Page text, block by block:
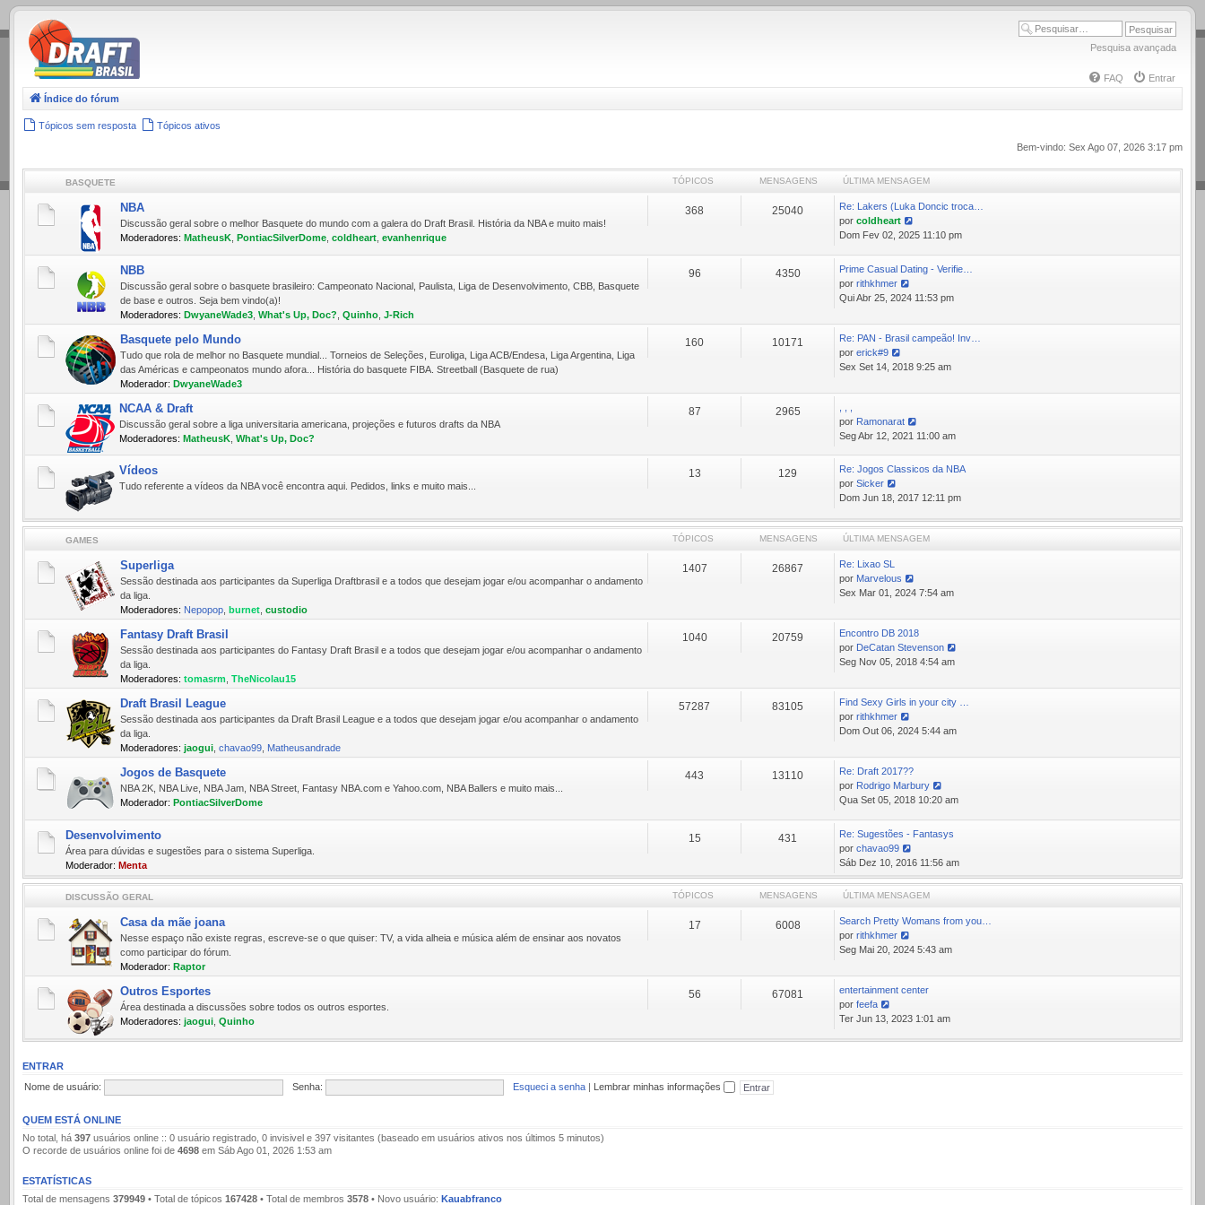
.
Pesquisa avançada
FAQ
Entrar
Índice do fórum
Tópicos sem resposta
Tópicos ativos
Bem-vindo: Sex Ago 07, 2026 3:17 pm
BASQUETE TÓPICOS MENSAGENS ÚLTIMA MENSAGEM
NBA
Discussão geral sobre o melhor Basquete do mundo com a galera do Draft Brasil. História da NBA e muito mais!
Moderadores: MatheusK PontiacSilverDome coldheart evanhenrique
368 25040
Re: Lakers (Luka Doncic troca…
porcoldheart
Ver
Dom Fev 02, 2025 11:10 pm
NBB
Discussão geral sobre o basquete brasileiro: Campeonato Nacional, Paulista, Liga de Desenvolvimento, CBB, Basquete
de base e outros. Seja bem vindo(a)!
Moderadores: DwyaneWade3 What's Up, Doc? Quinho J-Rich
96 4350
Prime Сasual Dating - Verifie…
porrithkhmer
Ver
mensagem
Qui Abr 25, 2024 11:53 pm
Basquete pelo Mundo
Tudo que rola de melhor no Basquete mundial... Torneios de Seleções, Euroliga, Liga ACB/Endesa, Liga Argentina, Liga
das Américas e campeonatos mundo afora... História do basquete FIBA. Streetball (Basquete de rua)
Moderador: DwyaneWade3
160 10171
Re: PAN - Brasil campeão! Inv…
porerick#9
Ver
mensagem
Sex Set 14, 2018 9:25 am
NCAA & Draft
Discussão geral sobre a liga universitaria americana, projeções e futuros drafts da NBA
Moderadores: MatheusK What's Up, Doc?
87 2965
por Ramonarat
Ver
mensagem
Seg Abr 12, 2021 11:00 am
Vídeos
Tudo referente a ví­deos da NBA você encontra aqui. Pedidos, links e muito mais...
13 129
Re: Jogos Classicos da NBA
porSicker
Ver
mensagem
Dom Jun 18, 2017 12:11 pm
GAMES TÓPICOS MENSAGENS ÚLTIMA MENSAGEM
Superliga
Sessão destinada aos participantes da Superliga Draftbrasil e a todos que desejam jogar e/ou acompanhar o andamento
da liga.
Moderadores: Nepopop burnet custodio
1407 26867
Re: Lixao SL
por Marvelous
Ver
mensagem
Sex Mar 01, 2024 7:54 am
Fantasy Draft Brasil
Sessão destinada aos participantes do Fantasy Draft Brasil e a todos que desejam jogar e/ou acompanhar o andamento
da liga.
Moderadores: tomasrm TheNicolau15
1040 20759
Encontro DB 2018
por DeCatan Stevenson
Ver
mensagem
Seg Nov 05, 2018 4:54 am
Draft Brasil League
Sessão destinada aos participantes da Draft Brasil League e a todos que desejam jogar e/ou acompanhar o andamento
da liga.
Moderadores: jaogui chavao99 Matheusandrade
57287 83105
Find Sexy Girls in your city …
porrithkhmer
Ver
mensagem
Dom Out 06, 2024 5:44 am
Jogos de Basquete
NBA 2K, NBA Live, NBA Jam, NBA Street, Fantasy NBA.com e Yahoo.com, NBA Ballers e muito mais...
Moderador: PontiacSilverDome
443 13110
Re: Draft 2017??
por Rodrigo Marbury
Ver
mensagem
Qua Set 05, 2018 10:20 am
Desenvolvimento
Área para dúvidas e sugestões para o sistema Superliga.
Moderador: Menta
15 431
Re: Sugestões - Fantasys
porchavao99
Ver
última
mensagem
Sáb Dez 10, 2016 11:56 am
DISCUSSÃO GERAL TÓPICOS MENSAGENS ÚLTIMA MENSAGEM
Casa da mãe joana
Nesse espaço não existe regras, escreve-se o que quiser: TV, a vida alheia e música além de ensinar aos novatos
como participar do fórum.
Moderador: Raptor
17 6008
Search Pretty Womans from you…
porrithkhmer
Ver
mensagem
Seg Mai 20, 2024 5:43 am
Outros Esportes
Área destinada a discussões sobre todos os outros esportes.
Moderadores: jaogui Quinho
56 67081
entertainment center
porfeefa
Ver
Ter Jun 13, 2023 1:01 am
ENTRAR
Nome de usuário:
Senha: Esqueci a senha | Lembrar minhas informações
QUEM ESTÁ ONLINE
No total, há 397 usuários online :: 0 usuário registrado, 0 invisivel e 397 visitantes (baseado em usuários ativos nos últimos 5 minutos)
O recorde de usuários online foi de 4698 em Sáb Ago 01, 2026 1:53 am
ESTATÍSTICAS
Total de mensagens 379949 • Total de tópicos 167428 • Total de membros 3578 • Novo usuário: Kauabfranco